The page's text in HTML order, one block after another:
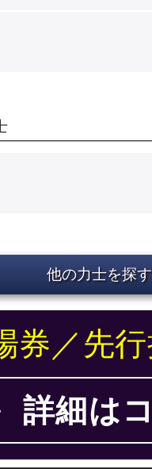
他の力士を探す
券／先
詳細は